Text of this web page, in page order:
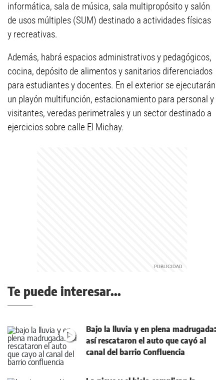
informática, sala de música, sala multipropósito y salón
de usos múltiples (SUM) destinado a actividades físicas
y recreativas.
Además, habrá espacios administrativos y pedagógicos,
cocina, depósito de alimentos y sanitarios diferenciados
para estudiantes y docentes. En el exterior se ejecutarán
un playón multifunción, estacionamiento para personal y
visitantes, veredas perimetrales y un sector destinado a
ejercicios sobre calle El Michay.
Te puede interesar...
Bajo la lluvia y en plena madrugada:
así rescataron el auto que cayó al
canal del barrio Confluencia